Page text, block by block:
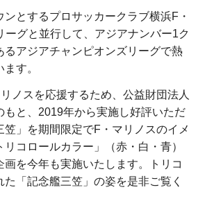
とするプロサッカークラブ横浜F・
ーグと並行して、アジアナンバー1ク
るアジアチャンピオンズリーグで熱
す。
ノスを応援するため、公益財団法人
もと、2019年から実施し好評いただ
笠」を期間限定でF・マリノスのイメ
コロールカラー」（赤・白・青）
画を今年も実施いたします。トリコ
た「記念艦三笠」の姿を是非ご覧く